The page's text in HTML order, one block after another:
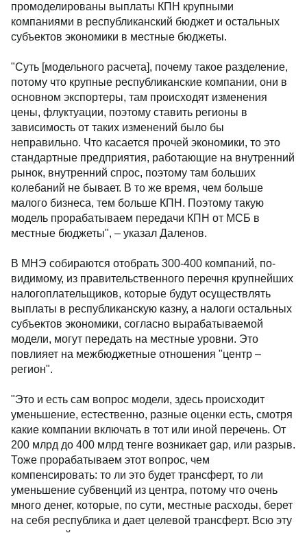
промоделированы выплаты КПН крупными
компаниями в республиканский бюджет и остальных
субъектов экономики в местные бюджеты.
"Суть [модельного расчета], почему такое разделение,
потому что крупные республиканские компании, они в
основном экспортеры, там происходят изменения
цены, флуктуации, поэтому ставить регионы в
зависимость от таких изменений было бы
неправильно. Что касается прочей экономики, то это
стандартные предприятия, работающие на внутренний
рынок, внутренний спрос, поэтому там больших
колебаний не бывает. В то же время, чем больше
малого бизнеса, тем больше КПН. Поэтому такую
модель прорабатываем передачи КПН от МСБ в
местные бюджеты", – указал Даленов.
В МНЭ собираются отобрать 300-400 компаний, по-
видимому, из правительственного перечня крупнейших
налогоплательщиков, которые будут осуществлять
выплаты в республиканскую казну, а налоги остальных
субъектов экономики, согласно вырабатываемой
модели, могут передать на местные уровни. Это
повлияет на межбюджетные отношения "центр –
регион".
"Это и есть сам вопрос модели, здесь происходит
уменьшение, естественно, разные оценки есть, смотря
какие компании включать в тот или иной перечень. От
200 млрд до 400 млрд тенге возникает gap, или разрыв.
Тоже прорабатываем этот вопрос, чем
компенсировать: то ли это будет трансферт, то ли
уменьшение субвенций из центра, потому что очень
много денег, которые, по сути, местные расходы, берет
на себя республика и дает целевой трансферт. Всю эту